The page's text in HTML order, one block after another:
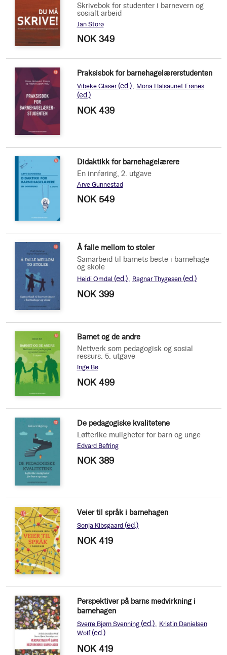
Skrivebok for studenter i barnevern og
sosialt arbeid
Jan Storø
NOK 349
Praksisbok for barnehagelærerstudenten
Vibeke Glaser (ed.) Mona Halsaunet Frønes
(ed.)
NOK 439
Didaktikk for barnehagelærere
En innføring, 2. utgave
Arve Gunnestad
NOK 549
Å falle mellom to stoler
Samarbeid til barnets beste i barnehage
og skole
Heidi Omdal (ed.) Ragnar Thygesen (ed.)
NOK 399
Barnet og de andre
Nettverk som pedagogisk og sosial
ressurs. 5. utgave
Inge Bø
NOK 499
De pedagogiske kvalitetene
Løfterike muligheter for barn og unge
Edvard Befring
NOK 389
Veier til språk i barnehagen
Sonja Kibsgaard (ed.)
NOK 419
Perspektiver på barns medvirkning i
barnehagen
Sverre Bjørn Svenning (ed.)
Kristin Danielsen
Wolf (ed.)
NOK 419